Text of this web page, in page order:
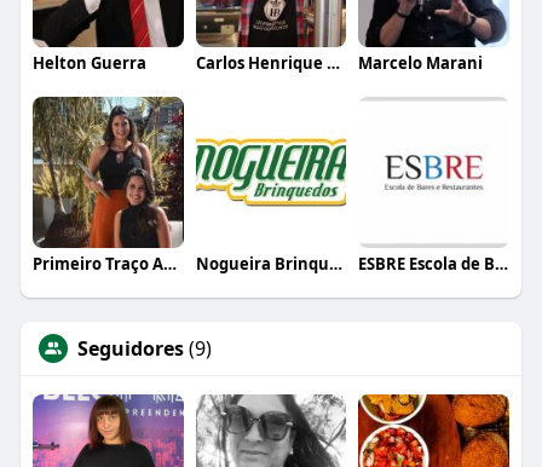
Helton Guerra Carlos Henrique de Faria Vasconcelos Marcelo Marani
Primeiro Traço Arquitetura Nogueira Brinquedos ESBRE Escola de Bares e Restaurantes
Seguidores(9)